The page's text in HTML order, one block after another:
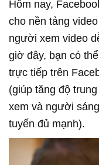
Hôm nay,
cho nền tảng
người xem video
giờ đây, bạn có
trực tiếp trên
(giúp tăng độ
xem và người
tuyến đủ mạnh).